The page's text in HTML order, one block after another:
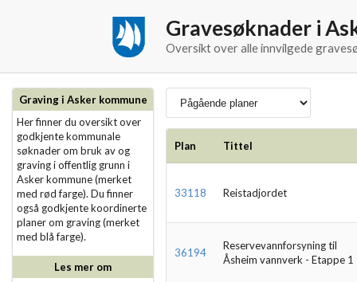
Gravesøknader i
Oversikt over alle innvilgede
Graving i Asker kommune
Her finner du oversikt over
godkjente kommunale
søknader om bruk av og
graving i offentlig grunn i
Asker kommune (merket
med rød farge). Du finner
også godkjente koordinerte
planer om graving (merket
med blå farge).
Les mer om
Plan Tittel
33118 Reistadjordet
36194
Reservevannforsyning til
Åsheim vannverk - Etappe 1